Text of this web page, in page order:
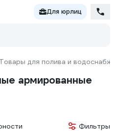
Для юрлиц
Товары для полива и
армированные
Фильтры